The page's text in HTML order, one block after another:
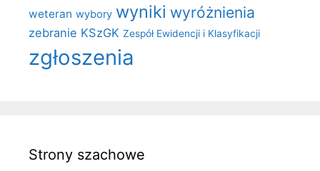
weteran wybory wyniki wyróżnienia
zebranie KSzGK Zespół Ewidencji i Klasyfikacji
zgłoszenia
Strony szachowe